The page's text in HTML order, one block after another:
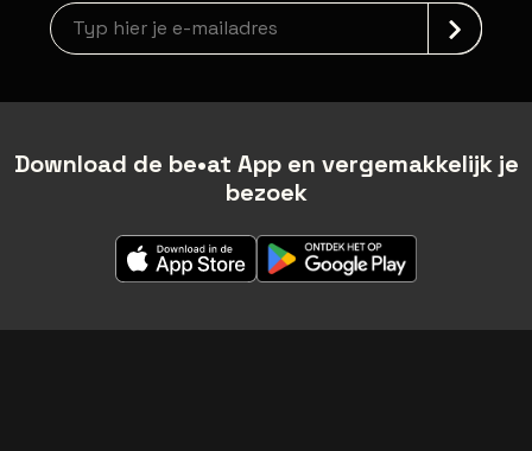
Nieuwsbrief aanmelding
Download de be•at App en vergemakkelijk je
bezoek